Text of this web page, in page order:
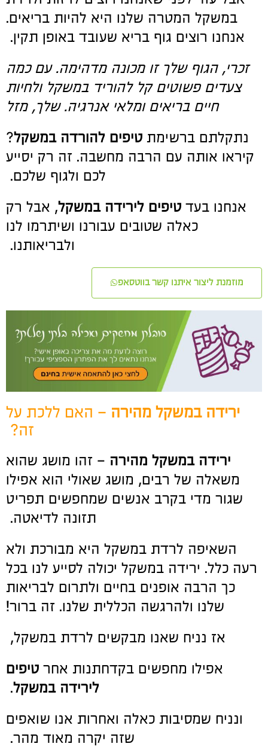
במשקל המטרה שלנו היא להיות בריאים.
אנחנו רוצים גוף בריא שעובד באופן תקין.
זכרי, הגוף שלך זו מכונה מדהימה. עם כמה
צעדים פשוטים קל להוריד במשקל ולחיות
חיים בריאים ומלאי אנרגיה. שלך, מזל
נתקלתם ברשימת טיפים להורדה במשקל?
קיראו אותה עם הרבה מחשבה. זה רק יסייע
לכם ולגוף שלכם.
אנחנו בעד טיפים לירידה במשקל, אבל רק
כאלה שטובים עבורנו ושיתרמו לנו
ולבריאותנו.
מוזמנת ליצור איתנו קשר בווטסאפ
ירידה במשקל מהירה – האם ללכת על
זה?
ירידה במשקל מהירה – זהו מושג שהוא
משאלה של רבים, מושג שאולי הוא אפילו
שגור מדי בקרב אנשים שמחפשים תפריט
תזונה לדיאטה.
השאיפה לרדת במשקל היא מבורכת ולא
רעה כלל. ירידה במשקל יכולה לסייע לנו בכל
כך הרבה אופנים בחיים ולתרום לבריאות
שלנו ולהרגשה הכללית שלנו. זה ברור!
אז נניח שאנו מבקשים לרדת במשקל,
אפילו מחפשים בקדחתנות אחר טיפים
לירידה במשקל.
ונניח שמסיבות כאלה ואחרות אנו שואפים
שזה יקרה מאוד מהר.